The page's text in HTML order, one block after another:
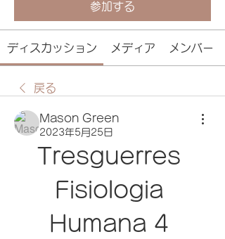
参加する
ディスカッション メディア メンバー
戻る
Mason Green
2023年5月25日
Tresguerres
Fisiologia
Humana 4